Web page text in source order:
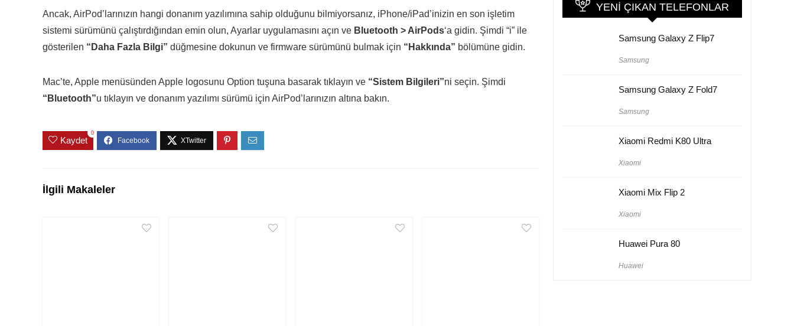
Ancak, AirPod’larınızın hangi donanım yazılımına sahip olduğunu bilmiyorsanız, iPhone/iPad’inizin en son işletim
sistemi sürümünü çalıştırdığından emin olun, Ayarlar uygulamasını açın ve Bluetooth > AirPods‘a gidin. Şimdi “i” ile
gösterilen “Daha Fazla Bilgi” düğmesine dokunun ve firmware sürümünü bulmak için “Hakkında” bölümüne gidin.
Mac’te, Apple menüsünden Apple logosunu Option tuşuna basarak tıklayın ve “Sistem Bilgileri”ni seçin. Şimdi
“Bluetooth”u tıklayın ve donanım yazılımı sürümü için AirPod’larınızın altına bakın.
Kaydet
0
İlgili Makaleler
YENI ÇIKAN TELEFONLAR
Samsung Galaxy Z Flip7
Samsung
Samsung Galaxy Z Fold7
Samsung
Xiaomi Redmi K80 Ultra
Xiaomi
Xiaomi Mix Flip 2
Xiaomi
Huawei Pura 80
Huawei